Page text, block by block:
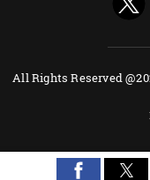
All Rights Reserved